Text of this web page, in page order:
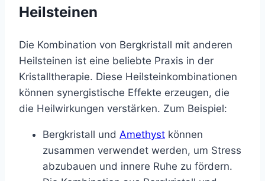
Heilsteinen
Die Kombination von Bergkristall mit anderen
Heilsteinen ist eine beliebte Praxis in der
Kristalltherapie. Diese Heilsteinkombinationen
können synergistische Effekte erzeugen, die
die Heilwirkungen verstärken. Zum Beispiel:
Bergkristall und Amethyst können
zusammen verwendet werden, um Stress
abzubauen und innere Ruhe zu fördern.